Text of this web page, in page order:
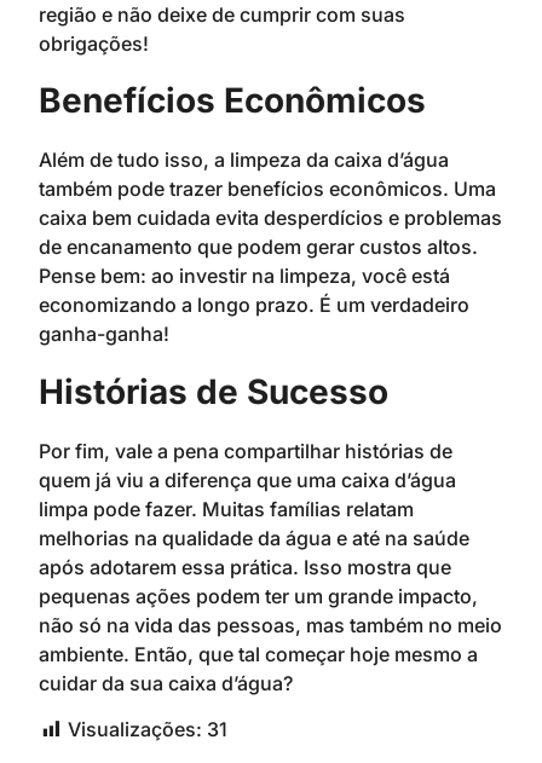
região e não deixe de cumprir com suas
obrigações!
Benefícios Econômicos
Além de tudo isso, a limpeza da caixa d’água
também pode trazer benefícios econômicos. Uma
caixa bem cuidada evita desperdícios e problemas
de encanamento que podem gerar custos altos.
Pense bem: ao investir na limpeza, você está
economizando a longo prazo. É um verdadeiro
ganha-ganha!
Histórias de Sucesso
Por fim, vale a pena compartilhar histórias de
quem já viu a diferença que uma caixa d’água
limpa pode fazer. Muitas famílias relatam
melhorias na qualidade da água e até na saúde
após adotarem essa prática. Isso mostra que
pequenas ações podem ter um grande impacto,
não só na vida das pessoas, mas também no meio
ambiente. Então, que tal começar hoje mesmo a
cuidar da sua caixa d’água?
Visualizações: 31